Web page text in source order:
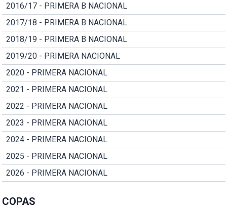
2016/17 - PRIMERA B NACIONAL
2017/18 - PRIMERA B NACIONAL
2018/19 - PRIMERA B NACIONAL
2019/20 - PRIMERA NACIONAL
2020 - PRIMERA NACIONAL
2021 - PRIMERA NACIONAL
2022 - PRIMERA NACIONAL
2023 - PRIMERA NACIONAL
2024 - PRIMERA NACIONAL
2025 - PRIMERA NACIONAL
2026 - PRIMERA NACIONAL
COPAS